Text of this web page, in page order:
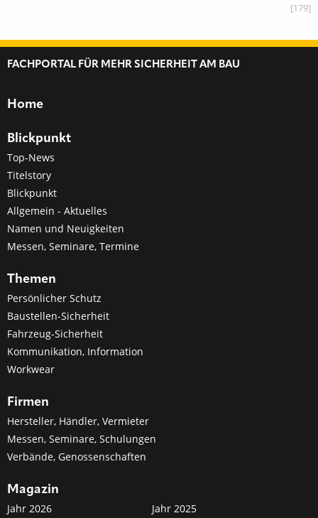
[179]
FACHPORTAL FÜR MEHR SICHERHEIT AM BAU
Home
Blickpunkt
Top-News
Titelstory
Blickpunkt
Allgemein - Aktuelles
Namen und Neuigkeiten
Messen, Seminare, Termine
Themen
Persönlicher Schutz
Baustellen-Sicherheit
Fahrzeug-Sicherheit
Kommunikation, Information
Workwear
Firmen
Hersteller, Händler, Vermieter
Messen, Seminare, Schulungen
Verbände, Genossenschaften
Magazin
Jahr 2026
Jahr 2025